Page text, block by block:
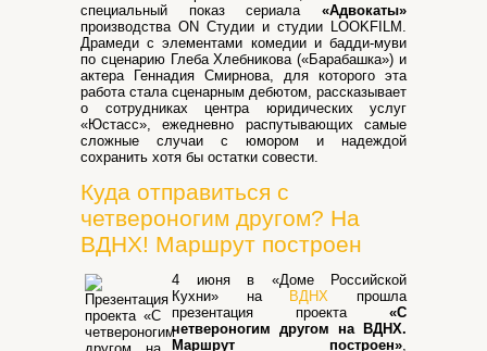
специальный показ сериала «Адвокаты»
производства ON Студии и студии LOOKFILM.
Драмеди с элементами комедии и бадди-муви
по сценарию Глеба Хлебникова («Барабашка») и
актера Геннадия Смирнова, для которого эта
работа стала сценарным дебютом, рассказывает
о сотрудниках центра юридических услуг
«Юстасс», ежедневно распутывающих самые
сложные случаи с юмором и надеждой
сохранить хотя бы остатки совести.
Куда отправиться с
четвероногим другом? На
ВДНХ! Маршрут построен
4 июня в «Доме Российской
Кухни» на
ВДНХ прошла
презентация проекта «С
четвероногим другом на ВДНХ.
Маршрут построен»,